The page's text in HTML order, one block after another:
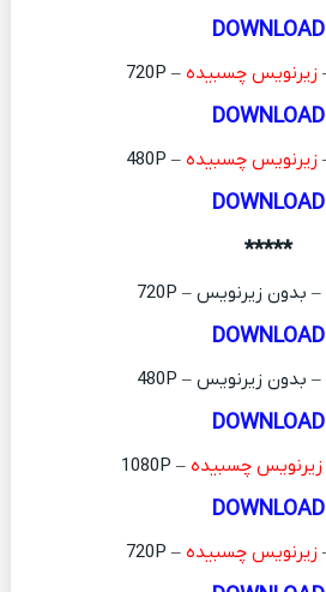
DOWNLOAD
زیرنویس چسبیده – 720P
DOWNLOAD
زیرنویس چسبیده – 480P
DOWNLOAD
*****
DOWNLOAD
DOWNLOAD
زیرنویس چسبیده – 1080P
DOWNLOAD
زیرنویس چسبیده – 720P